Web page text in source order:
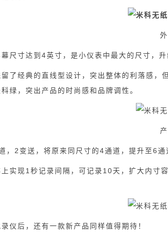
外
寸达到4英寸，是小仪表中最大的尺寸，升
经典的直线型设计，突出整体的利落感，
绿，突出产品的时尚感和品牌调性。
产
2变送，将原来同尺寸的4通道，提升至6通
现1秒记录间隔，可记录10天，扩大内寸
后，还有一款新产品同样值得期待！